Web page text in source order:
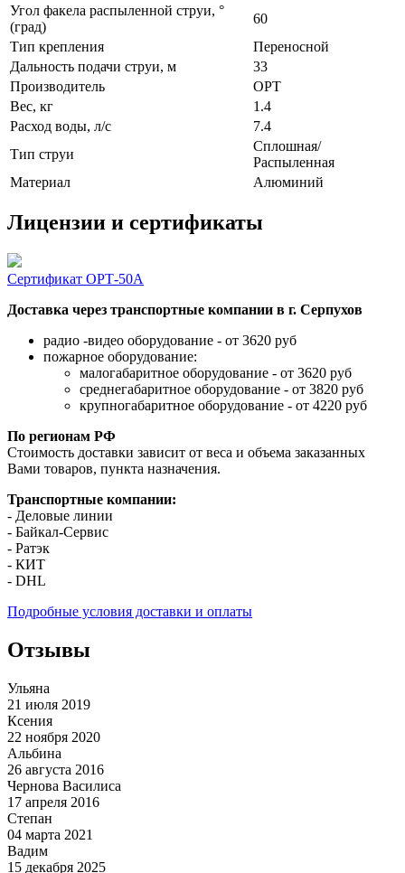
Угол факела распыленной струи, °
(град)
60
Тип крепления
Переносной
Дальность подачи струи, м
33
Производитель
ОРТ
Вес, кг
1.4
Расход воды, л/с
7.4
Тип струи
Сплошная/
Распыленная
Материал
Алюминий
Лицензии и сертификаты
Сертификат ОРТ-50А
Доставка через транспортные компании в г. Серпухов
радио -видео оборудование - от 3620 руб
пожарное оборудование:
малогабаритное оборудование - от 3620 руб
среднегабаритное оборудование - от 3820 руб
крупногабаритное оборудование - от 4220 руб
По регионам РФ
Стоимость доставки зависит от веса и объема заказанных
Вами товаров, пункта назначения.
Транспортные компании:
- Деловые линии
- Байкал-Сервис
- Ратэк
- КИТ
- DHL
Подробные условия доставки и оплаты
Отзывы
Ульяна
21 июля 2019
Ксения
22 ноября 2020
Альбина
26 августа 2016
Чернова Василиса
17 апреля 2016
Степан
04 марта 2021
Вадим
15 декабря 2025